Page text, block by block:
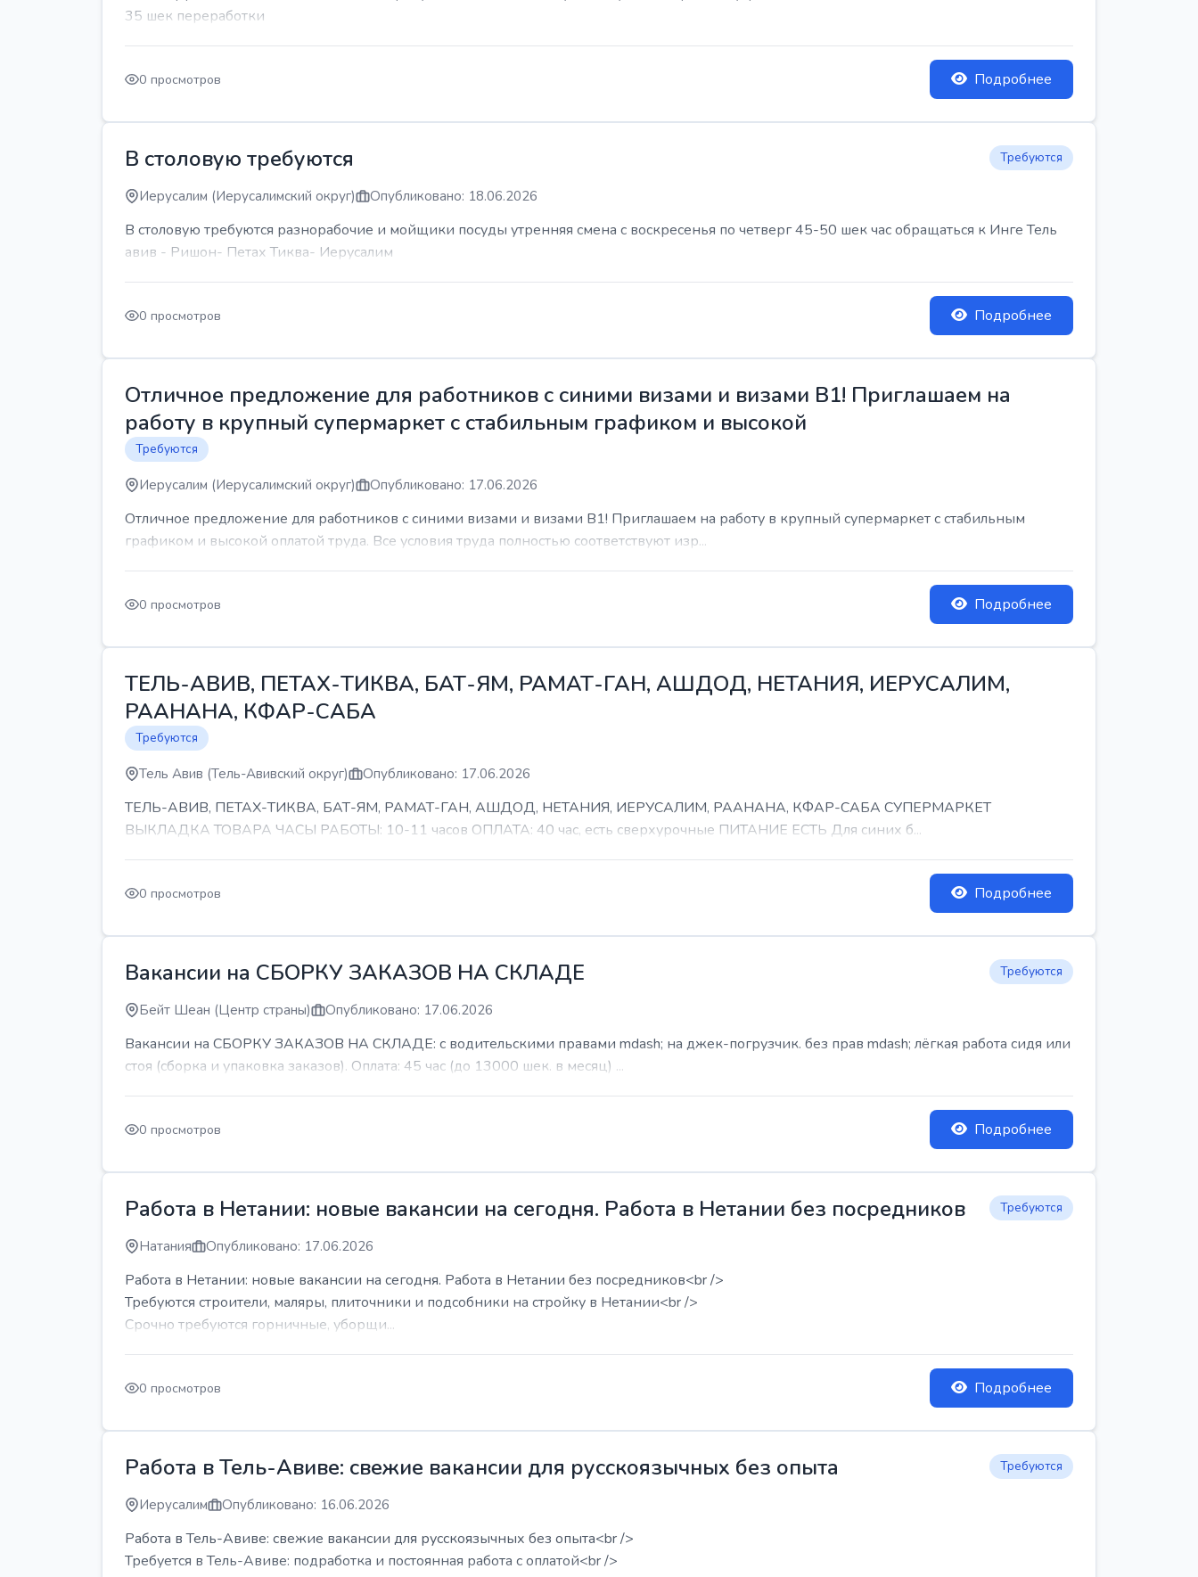
35 шек переработки
0 просмотров Подробнее
В столовую требуются Требуются
Иерусалим (Иерусалимский округ) Опубликовано: 18.06.2026
В столовую требуются разнорабочие и мойщики посуды утренняя смена с воскресенья по четверг 45-50 шек час обращаться к Инге Тель
авив - Ришон- Петах Тиква- Иерусалим
0 просмотров Подробнее
Отличное предложение для работников с синими визами и визами B1! Приглашаем на
работу в крупный супермаркет с стабильным графиком и высокой
Требуются
Иерусалим (Иерусалимский округ) Опубликовано: 17.06.2026
Отличное предложение для работников с синими визами и визами B1! Приглашаем на работу в крупный супермаркет с стабильным
графиком и высокой оплатой труда. Все условия труда полностью соответствуют изр...
0 просмотров Подробнее
ТЕЛЬ-АВИВ, ПЕТАХ-ТИКВА, БАТ-ЯМ, РАМАТ-ГАН, АШДОД, НЕТАНИЯ, ИЕРУСАЛИМ,
РААНАНА, КФАР-САБА
Требуются
Тель Авив (Тель-Авивский округ) Опубликовано: 17.06.2026
ТЕЛЬ-АВИВ, ПЕТАХ-ТИКВА, БАТ-ЯМ, РАМАТ-ГАН, АШДОД, НЕТАНИЯ, ИЕРУСАЛИМ, РААНАНА, КФАР-САБА СУПЕРМАРКЕТ
ВЫКЛАДКА ТОВАРА ЧАСЫ РАБОТЫ: 10-11 часов ОПЛАТА: 40 час, есть сверхурочные ПИТАНИЕ ЕСТЬ Для синих б...
0 просмотров Подробнее
Вакансии на СБОРКУ ЗАКАЗОВ НА СКЛАДЕ Требуются
Бейт Шеан (Центр страны) Опубликовано: 17.06.2026
Вакансии на СБОРКУ ЗАКАЗОВ НА СКЛАДЕ: с водительскими правами mdash; на джек-погрузчик. без прав mdash; лёгкая работа сидя или
стоя (сборка и упаковка заказов). Оплата: 45 час (до 13000 шек. в месяц) ...
0 просмотров Подробнее
Работа в Нетании: новые вакансии на сегодня. Работа в Нетании без посредников Требуются
Натания Опубликовано: 17.06.2026
Работа в Нетании: новые вакансии на сегодня. Работа в Нетании без посредников<br />
Требуются строители, маляры, плиточники и подсобники на стройку в Нетании<br />
Срочно требуются горничные, уборщи...
0 просмотров Подробнее
Работа в Тель-Авиве: свежие вакансии для русскоязычных без опыта Требуются
Иерусалим Опубликовано: 16.06.2026
Работа в Тель-Авиве: свежие вакансии для русскоязычных без опыта<br />
Требуется в Тель-Авиве: подработка и постоянная работа с оплатой<br />